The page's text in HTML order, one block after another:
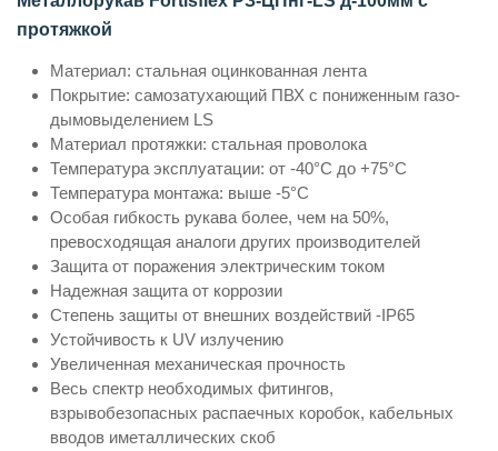
протяжкой
Материал: стальная оцинкованная лента
Покрытие: самозатухающий ПВХ с пониженным газо-
дымовыделением LS
Материал протяжки: стальная проволока
Температура эксплуатации: от -40°С до +75°С
Температура монтажа: выше -5°С
Особая гибкость рукава более, чем на 50%,
превосходящая аналоги других производителей
Защита от поражения электрическим током
Надежная защита от коррозии
Степень защиты от внешних воздействий -IP65
Устойчивость к UV излучению
Увеличенная механическая прочность
Весь спектр необходимых фитингов,
взрывобезопасных распаечных коробок, кабельных
вводов иметаллических скоб